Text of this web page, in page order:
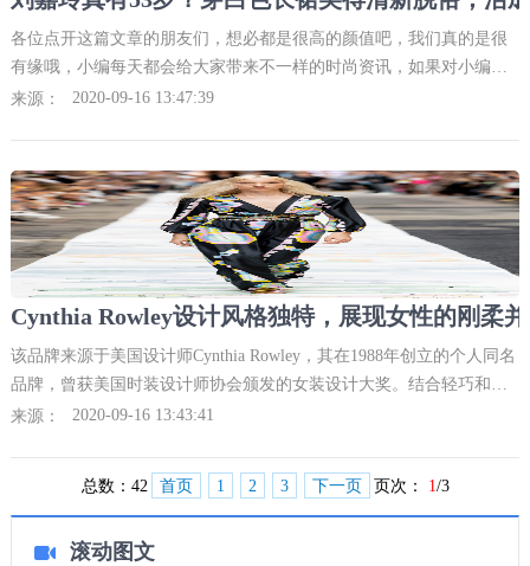
各位点开这篇文章的朋友们，想必都是很高的颜值吧，我们真的是很
有缘哦，小编每天都会给大家带来不一样的时尚资讯，如果对小编的
文章或者其他的什么，有什么一些意见的话欢迎在下方积极评论哦，
来源： 2020-09-16 13:47:39
Cynthia Rowley设计风格独特，展现女性的刚柔
该品牌来源于美国设计师Cynthia Rowley，其在1988年创立的个人同名
品牌，曾获美国时装设计师协会颁发的女装设计大奖。结合轻巧和活
泼的设计感，展现出现代女性的刚柔并济之感，不得不说的是，剪裁
来源： 2020-09-16 13:43:41
总数： 42 首页 1 2 3 下一页 页次： 1/3
滚动图文